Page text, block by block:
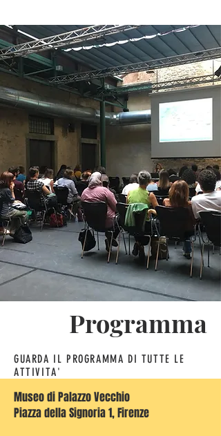
Programma
GUARDA IL PROGRAMMA DI TUTTE LE
ATTIVITA'
Museo di Palazzo Vecchio
Piazza della Signoria 1, Firenze